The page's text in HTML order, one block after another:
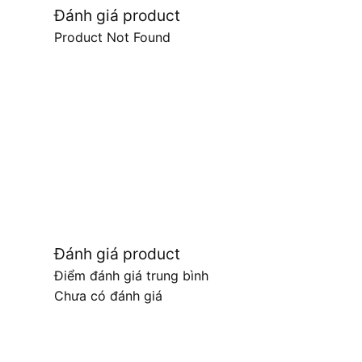
Đánh giá product
Product Not Found
Đánh giá product
Điểm đánh giá trung bình
Chưa có đánh giá